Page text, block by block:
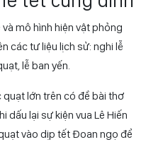
mô hình hiện vật phỏng
các tư liệu lịch sử: nghi lễ
lễ ban yến.
quạt lớn trên có đề bài thơ
lại sự kiện vua Lê Hiến
vào dịp tết Đoan ngọ để